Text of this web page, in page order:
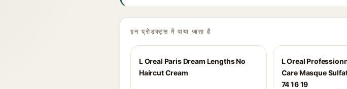
इन प्रोडक्ट्स में पाया जाता है
L Oreal Paris Dream Lengths No
Haircut Cream
L Oreal
Care Masque
74 16 19